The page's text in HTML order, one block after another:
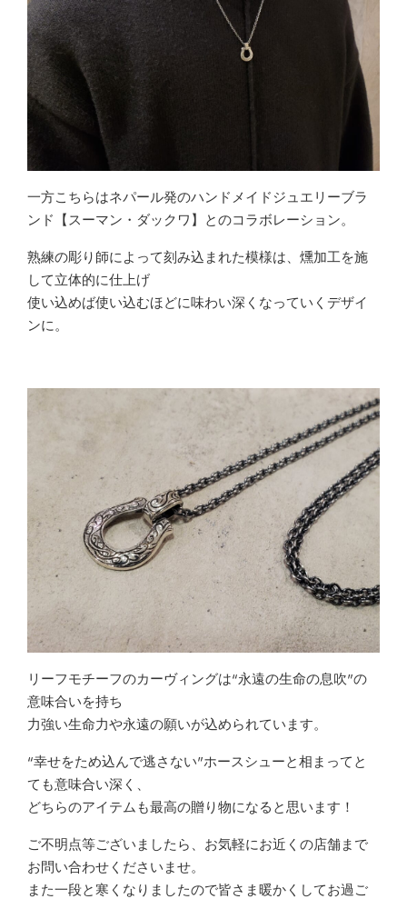
一方こちらはネパール発のハンドメイドジュエリーブラ
ンド【スーマン・ダックワ】とのコラボレーション。
熟練の彫り師によって刻み込まれた模様は、燻加工を施
して立体的に仕上げ
使い込めば使い込むほどに味わい深くなっていくデザイ
ンに。
リーフモチーフのカーヴィングは“永遠の生命の息吹”の
意味合いを持ち
力強い生命力や永遠の願いが込められています。
“幸せをため込んで逃さない”ホースシューと相まってと
ても意味合い深く、
どちらのアイテムも最高の贈り物になると思います！
ご不明点等ございましたら、お気軽にお近くの店舗まで
お問い合わせくださいませ。
また一段と寒くなりましたので皆さま暖かくしてお過ご